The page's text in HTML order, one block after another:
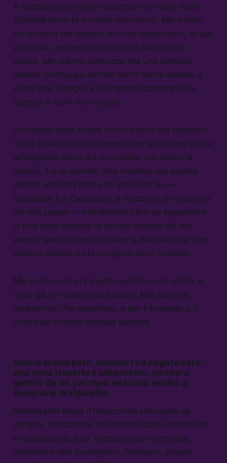
A questo punto devo raccontarvi un’altra storia.
Qualche anno fa è morto mio nonno. Mio nonno
ha lavorato per settant’anni nel tabacchino, di sua
proprietà, nel centro storico del mio piccolo
paese. Mio nonno purtroppo era una persona
onesta. Purtroppo perchè non è facile esserlo e
avere una famiglia e un’impresa commerciale,
quando in tanti non lo sono.
Ho saputo della morte di mio nonno per telefono:
mi ha chiamata mia mamma che si era precipitata
all’ospedale dove era ricoverato, per darmi la
notizia. Tra le lacrime, mia mamma era stupita
perchè ancora prima che arrivasse lei —
l’ospedale è a Catanzaro, a mezz’ora di macchina
dal mio paese — nell’obitorio c’era un esponente
di una delle agenzie di pompe funebri del mio
paese. Questa persona disse a mia mamma che
dovevasapere a chi rivolgersi per il funerale.
Mio nonno non era morto nemmeno da un’ora e
c’era già chi voleva darti ordini. Mia mamma
l’ordine non l’ha rispettato, e per il funerale si è
rivolta ad un’altra impresa funebre.
Quella scelta però, mamma l’ha pagata cara:
una volta riaperto il tabacchino, da allora
gestito da lei, per mesi nessuno veniva a
comprarsi le sigarette.
Nonostante fosse il tabacchino principale da
sempre, nonostante mio nonno fosse conosciuto
e rispettato da tutti. Nessuno osava entrare,
neanche a dire buongiorno. Nessuno, proprio